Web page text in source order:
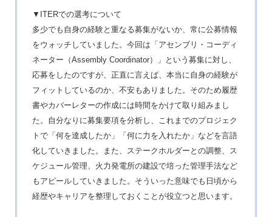
▼ITERでの選考について
多少でも自身の経験と重なる募集がないか、常に公募情報
をウォッチしていました。今回は「アセンブリ・コーディ
ネーター（Assembly Coordinator）」という募集に対し、
応募をしたのですが、正直に言えば、本当に自身の経験が
フィットしているのか、不安もありました。そのため履歴
書やカバーレターの作成には時間をかけて取り組みまし
た。自分なりに募集要項を分析し、これまでのプロジェク
トで「何を達成したか」「何に力を入れたか」などを言語
化していきました。また、ステークホルダーとの調整、ス
ケジュール管理、火力発電所の建設で培った管理手法など
もアピールしていきました。そういった意味でも日頃から
経歴やキャリアを整理しておくことが役立つと思います。